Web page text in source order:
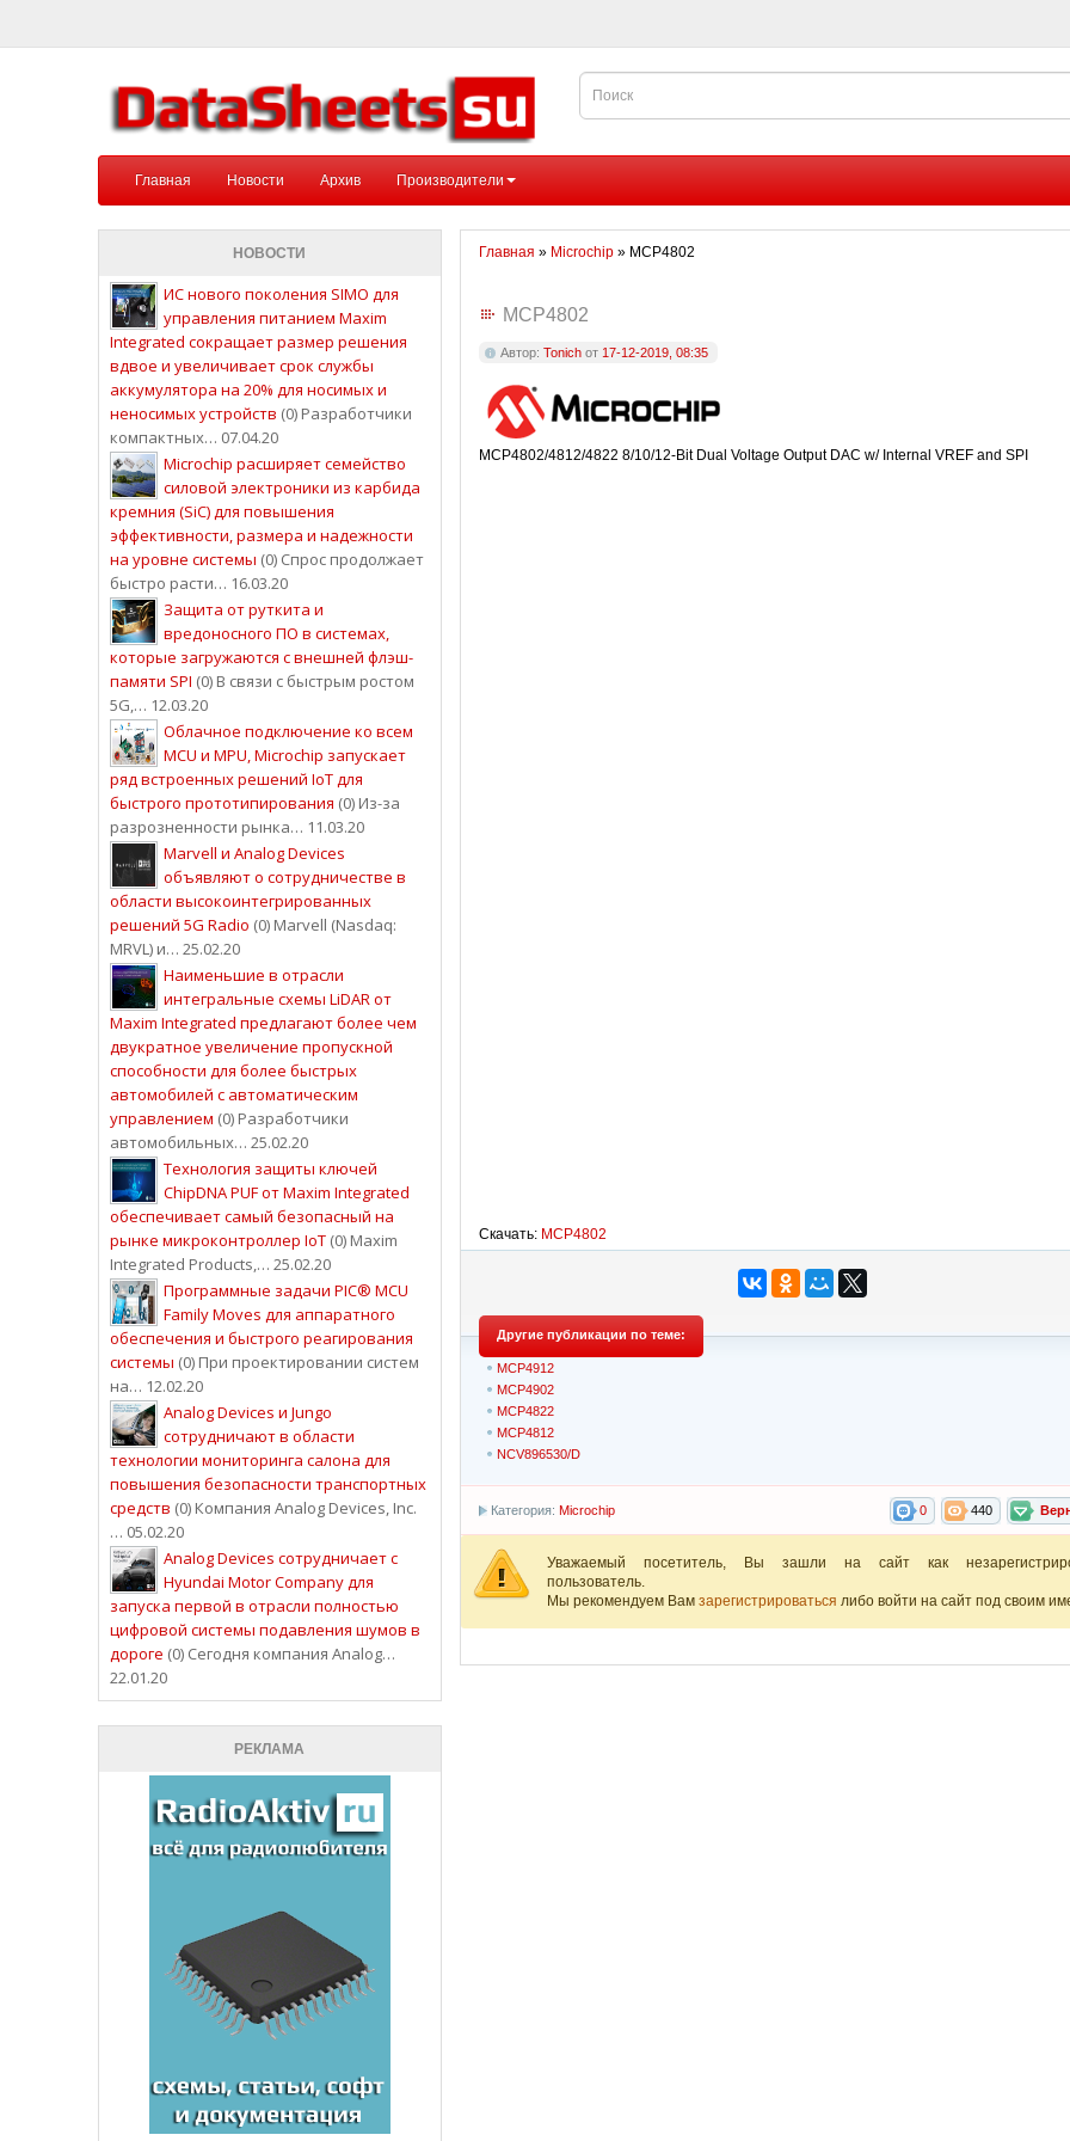
Главная Новости Архив Производители
НОВОСТИ
ИС нового поколения SIMO для
управления питанием Maxim
Integrated сокращает размер решения
вдвое и увеличивает срок службы
аккумулятора на 20% для носимых и
неносимых устройств (0) Разработчики
компактных… 07.04.20
Microchip расширяет семейство
силовой электроники из карбида
кремния (SiC) для повышения
эффективности, размера и надежности
на уровне системы (0) Спрос продолжает
быстро расти… 16.03.20
Защита от руткита и
вредоносного ПО в системах,
которые загружаются с внешней флэш-
памяти SPI (0) В связи с быстрым ростом
5G,… 12.03.20
Облачное подключение ко всем
MCU и MPU, Microchip запускает
ряд встроенных решений IoT для
быстрого прототипирования (0) Из-за
разрозненности рынка… 11.03.20
Marvell и Analog Devices
объявляют о сотрудничестве в
области высокоинтегрированных
решений 5G Radio (0) Marvell (Nasdaq:
MRVL) и… 25.02.20
Наименьшие в отрасли
интегральные схемы LiDAR от
Maxim Integrated предлагают более чем
двукратное увеличение пропускной
способности для более быстрых
автомобилей с автоматическим
управлением (0) Разработчики
автомобильных… 25.02.20
Технология защиты ключей
ChipDNA PUF от Maxim Integrated
обеспечивает самый безопасный на
рынке микроконтроллер IoT (0) Maxim
Integrated Products,… 25.02.20
Программные задачи PIC® MCU
Family Moves для аппаратного
обеспечения и быстрого реагирования
системы (0) При проектировании систем
на… 12.02.20
Analog Devices и Jungo
сотрудничают в области
технологии мониторинга салона для
повышения безопасности транспортных
средств (0) Компания Analog Devices, Inc.
… 05.02.20
Analog Devices сотрудничает с
Hyundai Motor Company для
запуска первой в отрасли полностью
цифровой системы подавления шумов в
дороге (0) Сегодня компания Analog…
22.01.20
РЕКЛАМА
Главная » Microchip» MCP4802
MCP4802
Автор: Tonichот 17-12-2019, 08:35
MCP4802/4812/4822 8/10/12-Bit Dual Voltage Output DAC w/ Internal VREF and SPI
Скачать: MCP4802
Другие публикации по теме:
MCP4912
MCP4902
MCP4822
MCP4812
NCV896530/D
440
0
Категория: Microchip
Уважаемый посетитель, Вы зашли на сайт как
пользователь.
Мы рекомендуем Вам зарегистрироваться либо войти на сайт под своим